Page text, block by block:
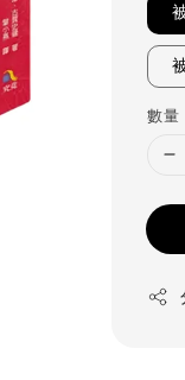
數量